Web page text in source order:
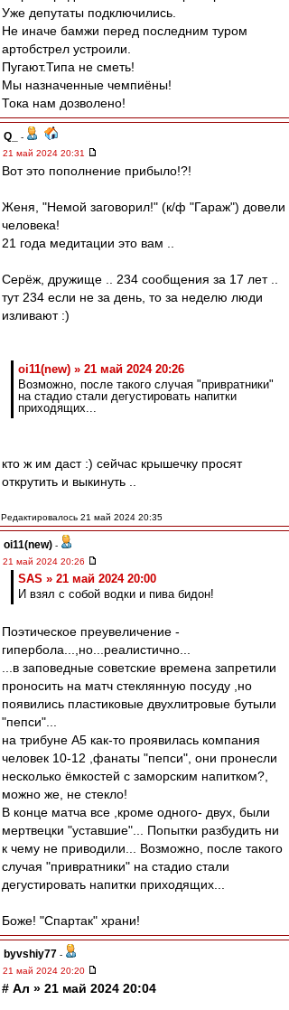
Уже депутаты подключились.
Не иначе бамжи перед последним туром
артобстрел устроили.
Пугают.Типа не сметь!
Мы назначенные чемпиёны!
Тока нам дозволено!
Q_
-
21 май 2024 20:31
Вот это пополнение прибыло!?!
Женя, "Немой заговорил!" (к/ф "Гараж") довели
человека!
21 года медитации это вам ..
Серёж, дружище .. 234 сообщения за 17 лет ..
тут 234 если не за день, то за неделю люди
изливают :)
oi11(new) » 21 май 2024 20:26
Возможно, после такого случая "привратники"
на стадио стали дегустировать напитки
приходящих...
кто ж им даст :) сейчас крышечку просят
открутить и выкинуть ..
Редактировалось 21 май 2024 20:35
oi11(new) -
21 май 2024 20:26
SAS » 21 май 2024 20:00
И взял с собой водки и пива бидон!
Поэтическое преувеличение -
гипербола...,но...реалистично...
...в заповедные советские времена запретили
проносить на матч стеклянную посуду ,но
появились пластиковые двухлитровые бутыли
"пепси"...
на трибуне А5 как-то проявилась компания
человек 10-12 ,фанаты "пепси", они пронесли
несколько ёмкостей с заморским напитком?,
можно же, не стекло!
В конце матча все ,кроме одного- двух, были
мертвецки "уставшие"... Попытки разбудить ни
к чему не приводили... Возможно, после такого
случая "привратники" на стадио стали
дегустировать напитки приходящих...
Боже! "Спартак" храни!
byvshiy77 -
21 май 2024 20:20
# Ал » 21 май 2024 20:04